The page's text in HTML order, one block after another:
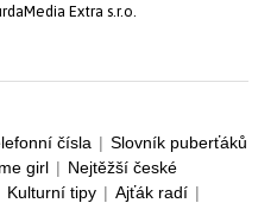
Extra s.r.o.
čísla | Slovník puberťáků
girl | Nejtěžší české
Kulturní tipy | Ajťák radí |